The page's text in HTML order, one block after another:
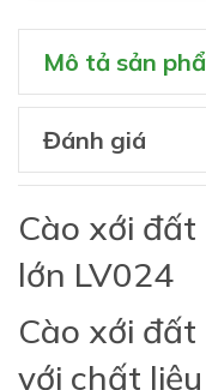
Mô tả sản
Đánh giá
Cào xới
lớn LV024
Cào xới
với chất